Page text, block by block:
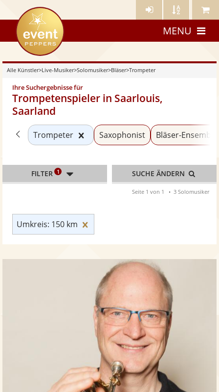
Künstler- Künstler Meine
eventpeppers
MENU
Alle Künstler>Live-Musiker>Solomusiker>Bläser>Trompeter
Ihre Suchergebnisse für
Trompetenspieler in Saarlouis,
Saarland
Zurück zu «Bläser»
Trompeter Kategorie «Trompeter»
Saxophonist Bläser-Ensemble
Umkreis: 150 km
FILTER 1 SUCHE ÄNDERN
Seite 1 von 1 3 Solomusiker